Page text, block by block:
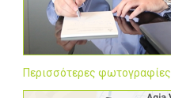
Περισσότερες φωτογραφίες